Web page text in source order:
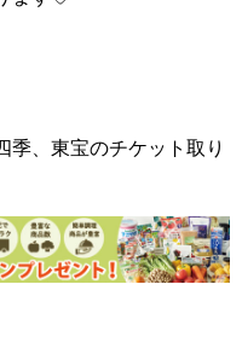
季、東宝のチケット取り